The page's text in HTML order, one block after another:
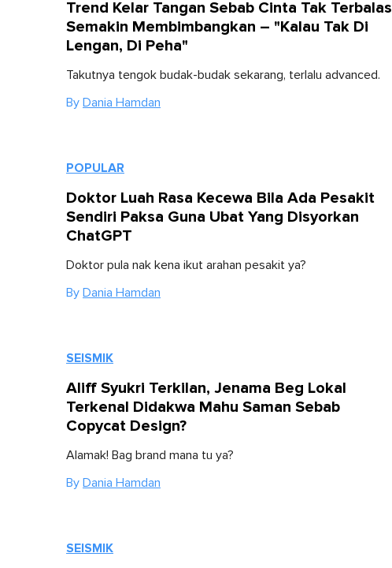
Trend Kelar Tangan Sebab Cinta Tak Terbalas
Semakin Membimbangkan – "Kalau Tak Di
Lengan, Di Peha"
Takutnya tengok budak-budak sekarang, terlalu advanced.
By Dania Hamdan
POPULAR
Doktor Luah Rasa Kecewa Bila Ada Pesakit
Sendiri Paksa Guna Ubat Yang Disyorkan
ChatGPT
Doktor pula nak kena ikut arahan pesakit ya?
By Dania Hamdan
SEISMIK
Aliff Syukri Terkilan, Jenama Beg Lokal
Terkenal Didakwa Mahu Saman Sebab
Copycat Design?
Alamak! Bag brand mana tu ya?
By Dania Hamdan
SEISMIK